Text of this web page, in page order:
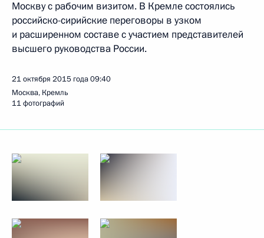
Москву с рабочим визитом. В Кремле состоялись
российско-сирийские переговоры в узком
и расширенном составе с участием представителей
высшего руководства России.
21 октября 2015 года09:40
Москва, Кремль
11 фотографий